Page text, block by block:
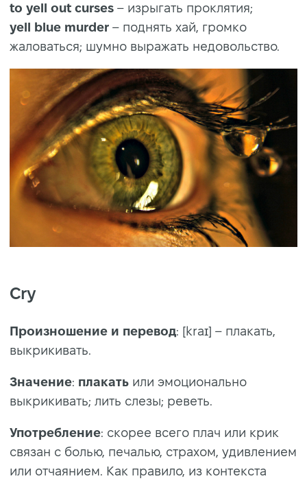
to yell out curses – изрыгать проклятия;
yell blue murder – поднять хай, громко
жаловаться; шумно выражать недовольство.
Cry
Произношение и перевод: [kraɪ] – плакать,
выкрикивать.
Значение: плакать или эмоционально
выкрикивать; лить слезы; реветь.
Употребление: скорее всего плач или крик
связан с болью, печалью, страхом, удивлением
или отчаянием. Как правило, из контекста